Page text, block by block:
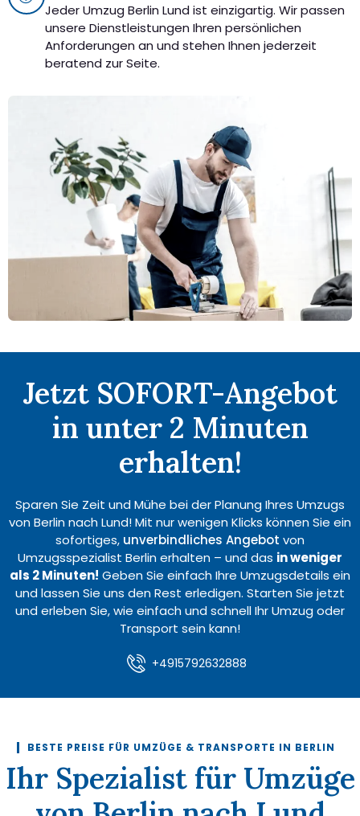
Jeder Umzug Berlin Lund ist einzigartig. Wir passen
unsere Dienstleistungen Ihren persönlichen
Anforderungen an und stehen Ihnen jederzeit
beratend zur Seite.
Jetzt SOFORT-Angebot
in unter 2 Minuten
erhalten!
Sparen Sie Zeit und Mühe bei der Planung Ihres Umzugs
von Berlin nach Lund! Mit nur wenigen Klicks können Sie ein
sofortiges, unverbindliches Angebot von
Umzugsspezialist Berlin erhalten – und das in weniger
als 2 Minuten! Geben Sie einfach Ihre Umzugsdetails ein
und lassen Sie uns den Rest erledigen. Starten Sie jetzt
und erleben Sie, wie einfach und schnell Ihr Umzug oder
Transport sein kann!
+4915792632888
BESTE PREISE FÜR UMZÜGE & TRANSPORTE IN BERLIN
Ihr Spezialist für Umzüge